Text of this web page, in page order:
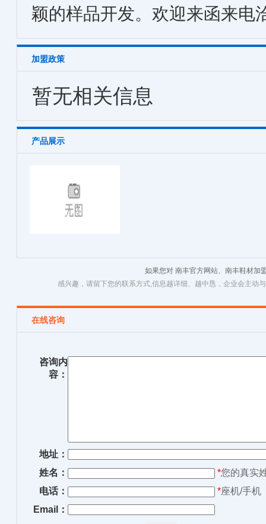
颖的样品开发。欢迎来函来电
加盟政策
暂无相关信息
产品展示
如果您对 南丰官方网站、南丰鞋材加
感兴趣，请留下您的联系方式,信息越详细、越中恳，企业会主动
在线咨询
咨询内
容：
地址：
姓名：
*您的真实
电话：
*座机/手机
Email：